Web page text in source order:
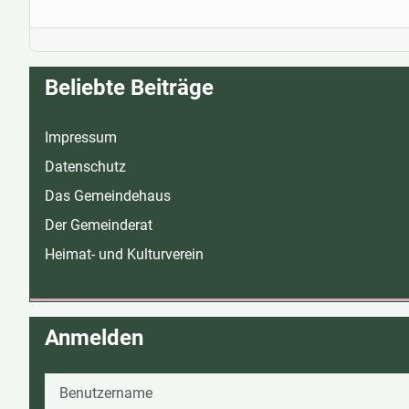
Beliebte Beiträge
Impressum
Datenschutz
Das Gemeindehaus
Der Gemeinderat
Heimat- und Kulturverein
Anmelden
Benutzername